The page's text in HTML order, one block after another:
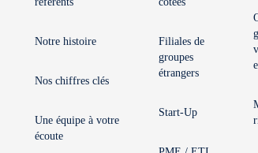
Notre histoire
Nos chiffres clés
Une équipe à votre
écoute
Filiales de
groupes
étrangers
Start-Up